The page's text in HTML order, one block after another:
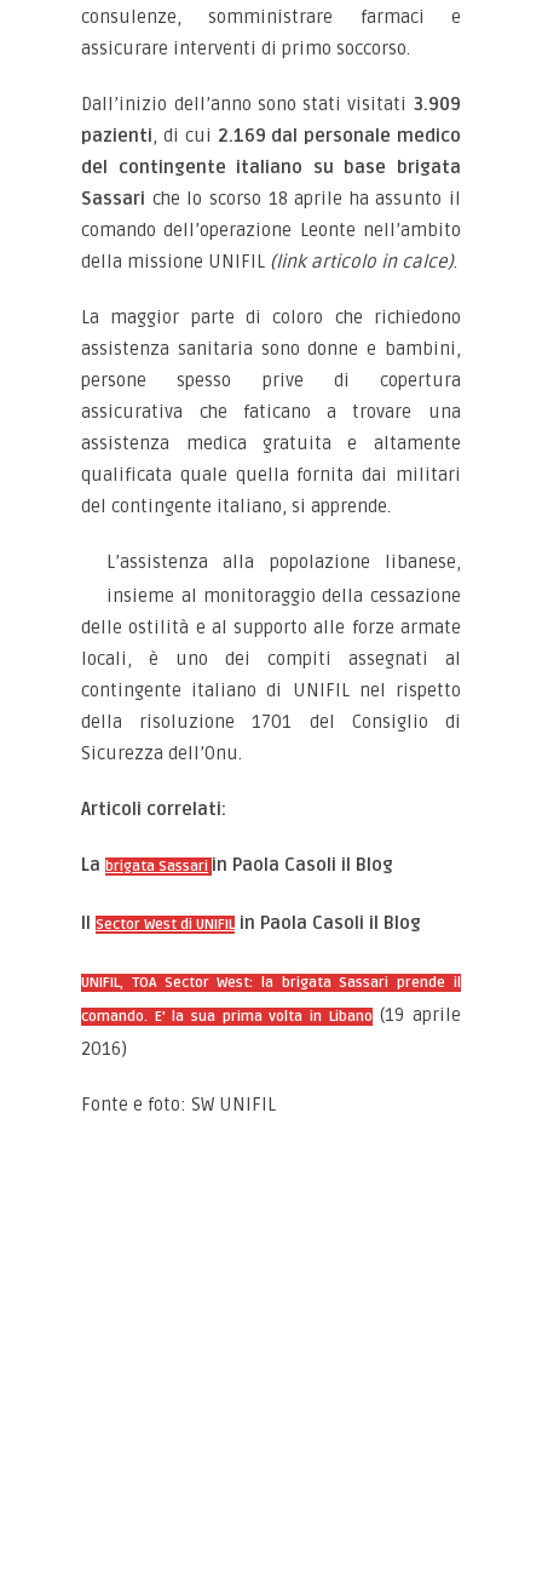
consulenze, somministrare farmaci e
assicurare interventi di primo soccorso.
Dall’inizio dell’anno sono stati visitati 3.909
pazienti, di cui 2.169 dal personale medico
del contingente italiano su base brigata
Sassari che lo scorso 18 aprile ha assunto il
comando dell’operazione Leonte nell’ambito
della missione UNIFIL (link articolo in calce).
La maggior parte di coloro che richiedono
assistenza sanitaria sono donne e bambini,
persone spesso prive di copertura
assicurativa che faticano a trovare una
assistenza medica gratuita e altamente
qualificata quale quella fornita dai militari
del contingente italiano, si apprende.
L’assistenza alla popolazione libanese,
insieme al monitoraggio della cessazione
delle ostilità e al supporto alle forze armate
locali, è uno dei compiti assegnati al
contingente italiano di UNIFIL nel rispetto
della risoluzione 1701 del Consiglio di
Sicurezza dell’Onu.
Articoli correlati:
Labrigata Sassari in Paola Casoli il Blog
IlSector West di UNIFIL in Paola Casoli il Blog
UNIFIL, TOA Sector West: la brigata Sassari prende il
comando. E’ la sua prima volta in Libano(19 aprile
2016)
Fonte e foto: SW UNIFIL